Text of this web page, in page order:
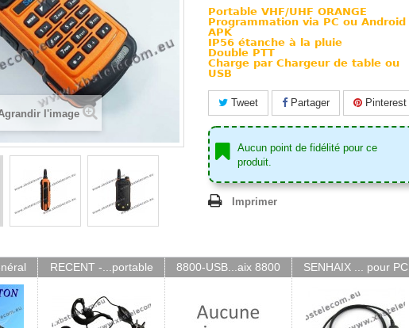
l'image
Portable VHF/UHF ORANGE
Programmation via PC ou Android
APK
IP56 étanche à la pluie
Double PTT
Charge par Chargeur de table ou
USB
Tweet Partager Pinterest
Aucun point de fidélité pour ce
produit.
Imprimer
RECENT -...portable 8800-USB...aix 8800 SENHAIX ... pour PC